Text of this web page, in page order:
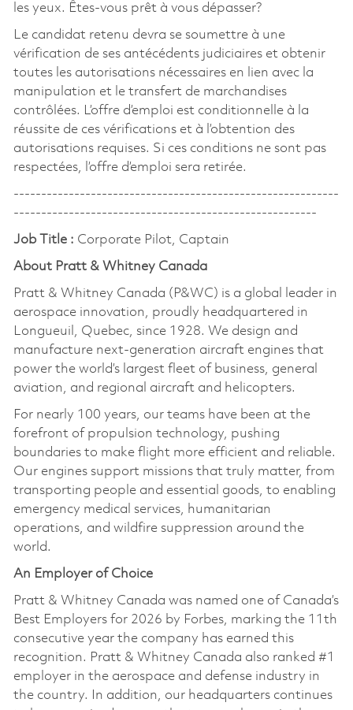
les yeux. Êtes-vous prêt à vous dépasser?
Le candidat retenu devra se soumettre à une
vérification de ses antécédents judiciaires et obtenir
toutes les autorisations nécessaires en lien avec la
manipulation et le transfert de marchandises
contrôlées. L’offre d’emploi est conditionnelle à la
réussite de ces vérifications et à l’obtention des
autorisations requises. Si ces conditions ne sont pas
respectées, l’offre d’emploi sera retirée.
-----------------------------------------------------------
-------------------------------------------------------
Job Title : Corporate Pilot, Captain
About Pratt & Whitney Canada
Pratt & Whitney Canada (P&WC) is a global leader in
aerospace innovation, proudly headquartered in
Longueuil, Quebec, since 1928. We design and
manufacture next-generation aircraft engines that
power the world’s largest fleet of business, general
aviation, and regional aircraft and helicopters.
For nearly 100 years, our teams have been at the
forefront of propulsion technology, pushing
boundaries to make flight more efficient and reliable.
Our engines support missions that truly matter, from
transporting people and essential goods, to enabling
emergency medical services, humanitarian
operations, and wildfire suppression around the
world.
An Employer of Choice
Pratt & Whitney Canada was named one of Canada’s
Best Employers for 2026 by Forbes, marking the 11th
consecutive year the company has earned this
recognition. Pratt & Whitney Canada also ranked #1
employer in the aerospace and defense industry in
the country. In addition, our headquarters continues